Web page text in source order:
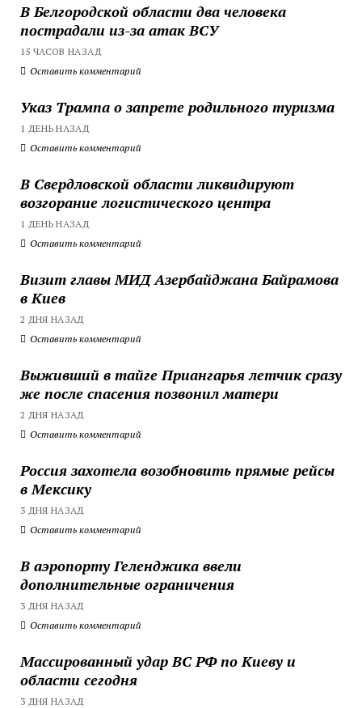
В Белгородской области два человека
пострадали из-за атак ВСУ
15 ЧАСОВ НАЗАД
Оставить комментарий
Указ Трампа о запрете родильного туризма
1 ДЕНЬ НАЗАД
Оставить комментарий
В Свердловской области ликвидируют
возгорание логистического центра
1 ДЕНЬ НАЗАД
Оставить комментарий
Визит главы МИД Азербайджана Байрамова
в Киев
2 ДНЯ НАЗАД
Оставить комментарий
Выживший в тайге Приангарья летчик сразу
же после спасения позвонил матери
2 ДНЯ НАЗАД
Оставить комментарий
Россия захотела возобновить прямые рейсы
в Мексику
3 ДНЯ НАЗАД
Оставить комментарий
В аэропорту Геленджика ввели
дополнительные ограничения
3 ДНЯ НАЗАД
Оставить комментарий
Массированный удар ВС РФ по Киеву и
области сегодня
3 ДНЯ НАЗАД